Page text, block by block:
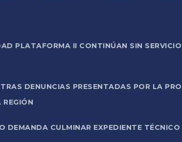
PLATAFORMA II CONTINÚAN SIN
DENUNCIAS PRESENTADAS POR LA
CULMINAR EXPEDIENTE